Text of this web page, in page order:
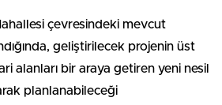
çevresindeki mevcut
geliştirilecek projenin üst
alanları bir araya getiren yeni nesil
planlanabileceği